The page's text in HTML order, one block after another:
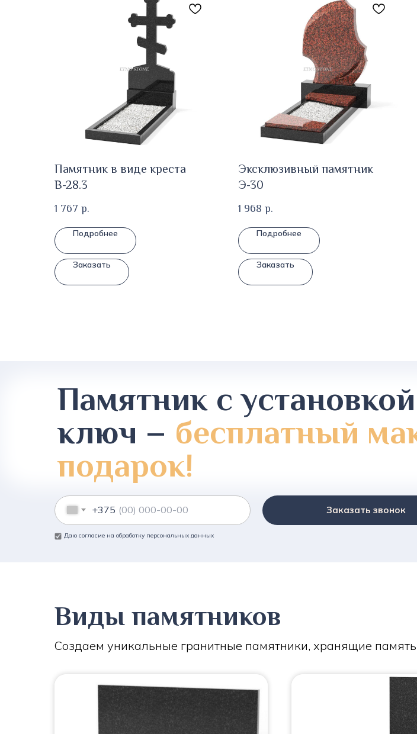
Памятник в виде креста
В-28.3
1 767 р.
Подробнее
Заказать
Эксклюзивный памятник
Э-30
1 968 р.
Подробнее
Заказать
Памятник с
ключ – бесплатный
подарок!
+375 Заказать звонок
Даю согласие на обработку персональных данных
Виды памятников
Создаем уникальные гранитные памятники, хранящие